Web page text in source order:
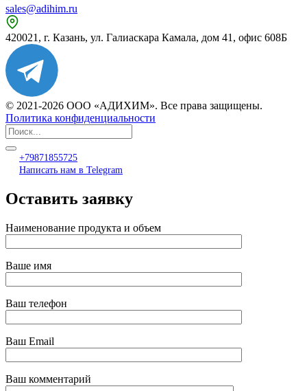
sales@adihim.ru
420021, г. Казань, ул. Галиаскара Камала, дом 41, офис 608Б
© 2021-2026 ООО «АДИХИМ». Все права защищены.
Политика конфиденциальности
+79871855725
Написать нам в Telegram
Оставить заявку
Наименование продукта и объем
Ваше имя
Ваш телефон
Ваш Email
Ваш комментарий